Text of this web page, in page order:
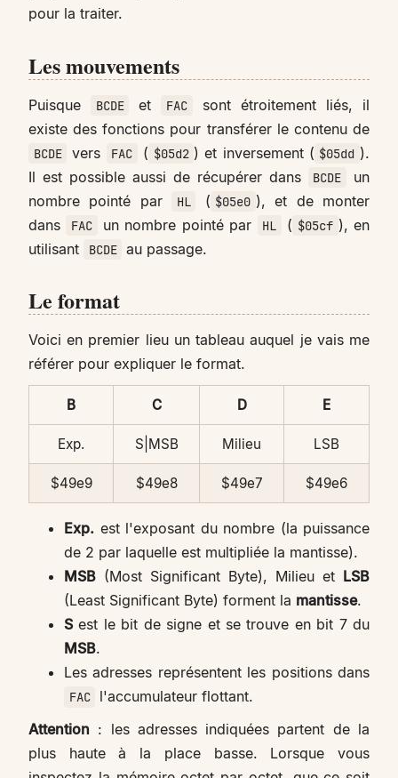
pour la traiter.
Les mouvements
Puisque BCDE et FAC
sont étroitement liés, il
existe des fonctions pour transférer le contenu de
BCDE vers FAC ( $05d2 ) et inversement ( $05dd ).
Il est possible aussi de récupérer dans
BCDE
un
nombre pointé par
HL ( $05e0 ), et de monter
dans
FAC un nombre pointé par HL ( $05cf ), en
utilisant
BCDE au passage.
Le format
Voici en premier lieu un tableau auquel je vais me
référer pour expliquer le format.
B C D E
Exp. S|MSB Milieu LSB
$49e9 $49e8 $49e7 $49e6
Exp. est l'exposant du nombre (la puissance
de 2 par laquelle est multipliée la mantisse).
MSB (Most Significant Byte), Milieu et LSB
(Least Significant Byte) forment la mantisse.
Sest le bit de signe et se trouve en bit 7 du
MSB.
Les adresses représentent les positions dans
FAC
l'accumulateur flottant.
Attention : les adresses indiquées partent de la
plus haute à la place basse. Lorsque vous